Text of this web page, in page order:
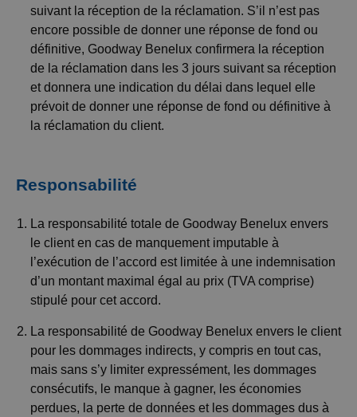
suivant la réception de la réclamation. S’il n’est pas
encore possible de donner une réponse de fond ou
définitive, Goodway Benelux confirmera la réception
de la réclamation dans les 3 jours suivant sa réception
et donnera une indication du délai dans lequel elle
prévoit de donner une réponse de fond ou définitive à
la réclamation du client.
Responsabilité
La responsabilité totale de Goodway Benelux envers
le client en cas de manquement imputable à
l’exécution de l’accord est limitée à une indemnisation
d’un montant maximal égal au prix (TVA comprise)
stipulé pour cet accord.
La responsabilité de Goodway Benelux envers le client
pour les dommages indirects, y compris en tout cas,
mais sans s’y limiter expressément, les dommages
consécutifs, le manque à gagner, les économies
perdues, la perte de données et les dommages dus à